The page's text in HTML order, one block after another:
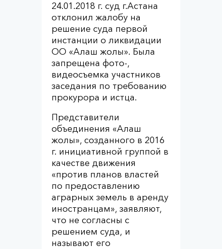
24.01.2018 г. суд г.Астана
отклонил жалобу на
решение суда первой
инстанции о ликвидации
ОО «Алаш жолы». Была
запрещена фото-,
видеосъемка участников
заседания по требованию
прокурора и истца.
Представители
объединения «Алаш
жолы», созданного в 2016
г. инициативной группой в
качестве движения
«против планов властей
по предоставлению
аграрных земель в аренду
иностранцам», заявляют,
что не согласны с
решением суда, и
называют его